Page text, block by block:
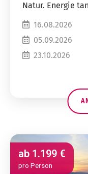
Natur. Energie
16.08.2026
05.09.2026
23.10.2026
ab 1.199 €
pro Person